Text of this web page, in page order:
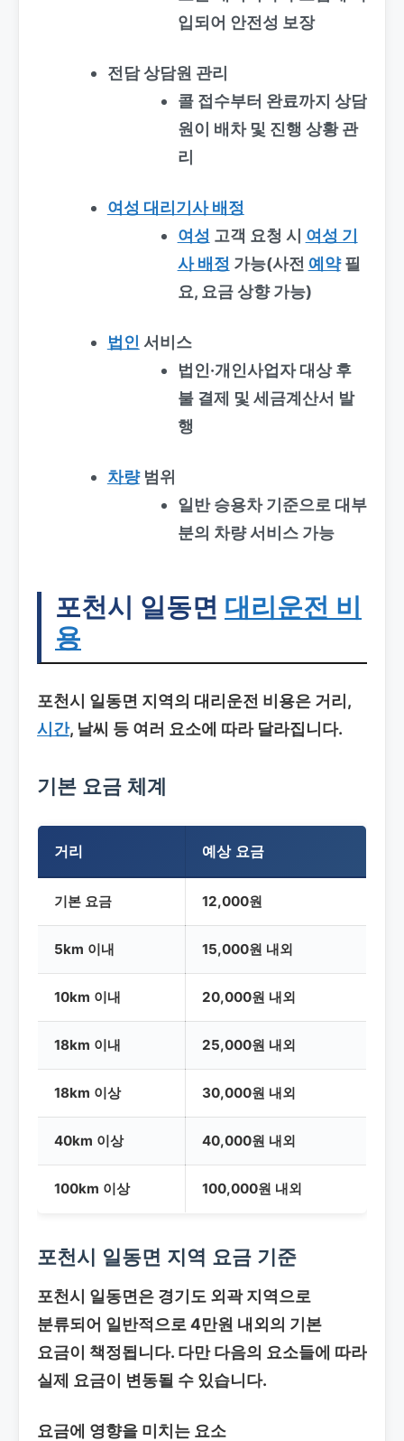
입되어 안전성 보장
전담 상담원 관리
콜 접수부터 완료까지 상담
원이 배차 및 진행 상황 관
리
여성 대리기사 배정
여성 고객 요청 시 여성 기
사 배정 가능(사전 예약필
요, 요금 상향 가능)
법인 서비스
법인·개인사업자 대상 후
불 결제 및 세금계산서 발
행
차량범위
일반 승용차 기준으로 대부
분의 차량 서비스 가능
포천시 일동면 대리운전 비
용
포천시 일동면 지역의 대리운전 비용은 거리,
시간, 날씨 등 여러 요소에 따라 달라집니다.
기본 요금 체계
거리 예상 요금
기본 요금 12,000원
5km 이내 15,000원 내외
10km 이내 20,000원 내외
18km 이내 25,000원 내외
18km 이상 30,000원 내외
40km 이상 40,000원 내외
100km 이상 100,000원 내외
포천시 일동면 지역 요금 기준
포천시 일동면은 경기도 외곽 지역으로
분류되어 일반적으로 4만원 내외의 기본
요금이 책정됩니다. 다만 다음의 요소들에 따라
실제 요금이 변동될 수 있습니다.
요금에 영향을 미치는 요소